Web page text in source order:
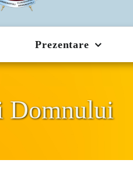
Prezentare
Domnului